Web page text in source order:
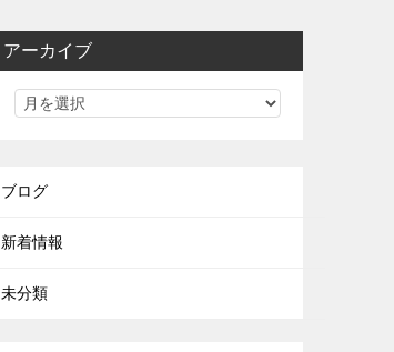
アーカイブ
ブログ
新着情報
未分類